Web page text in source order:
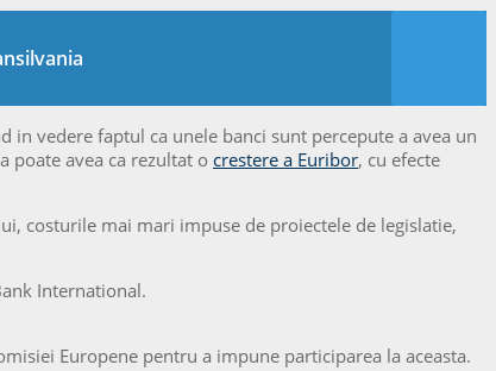
vedere faptul ca unele banci sunt percepute a avea un
poate avea ca rezultat o crestere a Euribor, cu efecte
costurile mai mari impuse de proiectele de legislatie,
International.
Europene pentru a impune participarea la aceasta.